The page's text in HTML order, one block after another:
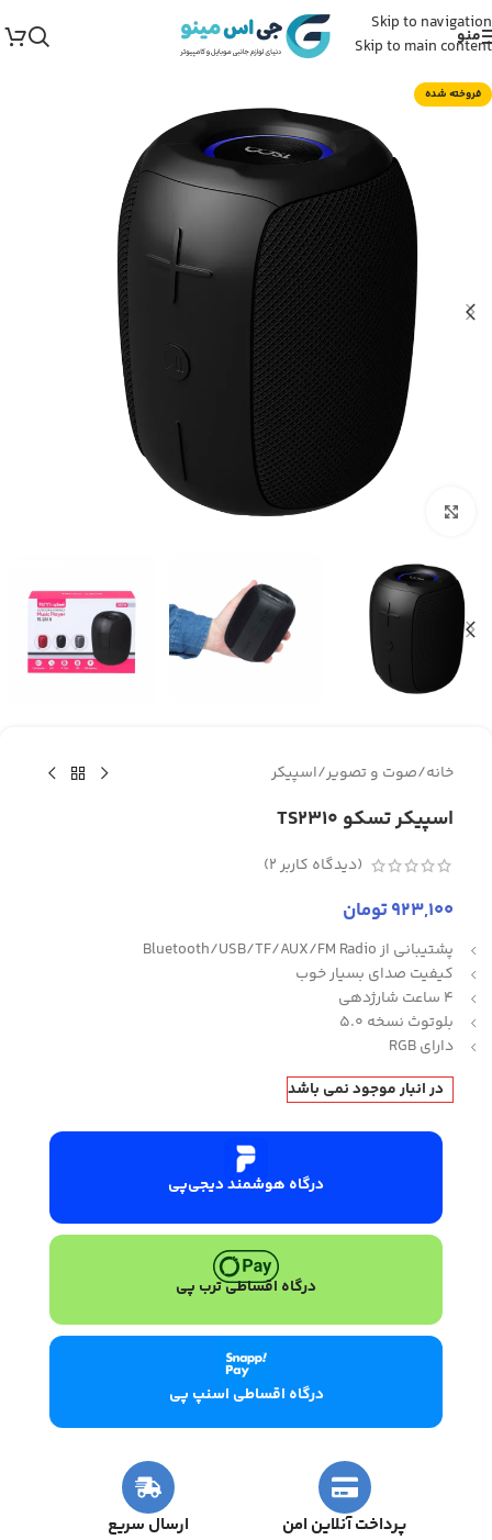
Skip to navigation
Skip to main content
منو
فروخته شده
برای بزرگنمایی کلیک کنید
خانه/صوت و تصویر/اسپیکر
اسپیکر تسکو TS2310
(دیدگاه کاربر2
)
923,100تومان
پشتیبانی از Bluetooth/USB/TF/AUX/FM Radio
کیفیت صدای بسیار خوب
4 ساعت شارژدهی
بلوتوث نسخه 5.0
دارای RGB
در انبار موجود نمی باشد
درگاه هوشمند دیجی‌پی
درگاه اقساطی ترب پی
درگاه اقساطی اسنپ پی
پرداخت آنلاین امن ارسال سریع